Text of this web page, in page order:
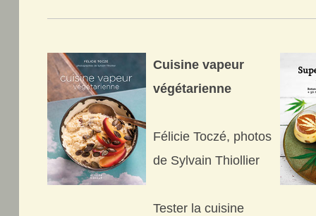
Cuisine vapeur
végétarienne
Félicie Toczé, photos
de Sylvain Thiollier
Tester la cuisine